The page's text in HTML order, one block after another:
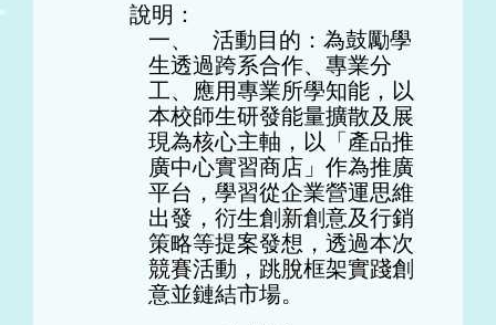
說明：
一、 活動目的：為鼓勵學
生透過跨系合作、專業分
工、
應用專業所學知能，以
本校師生研發能量擴散及展
現為核心主軸， 以「產品推
廣中心實習商店」作為推廣
平台， 學習從企業營運思維
出發，衍生創新創意及行銷
策略等提案發想， 透過本次
競賽活動，跳脫框架實踐創
意並鏈結市場。